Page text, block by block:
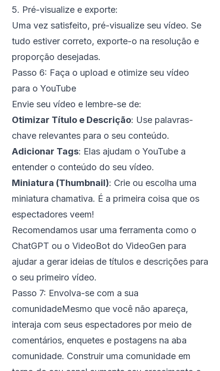
5. Pré-visualize e exporte:
Uma vez satisfeito, pré-visualize seu vídeo. Se
tudo estiver correto, exporte-o na resolução e
proporção desejadas.
Passo 6: Faça o upload e otimize seu vídeo
para o YouTube
Envie seu vídeo e lembre-se de:
Otimizar Título e Descrição: Use palavras-
chave relevantes para o seu conteúdo.
Adicionar Tags: Elas ajudam o YouTube a
entender o conteúdo do seu vídeo.
Miniatura (Thumbnail): Crie ou escolha uma
miniatura chamativa. É a primeira coisa que os
espectadores veem!
Recomendamos usar uma ferramenta como o
ChatGPT ou o VideoBot do VideoGen para
ajudar a gerar ideias de títulos e descrições para
o seu primeiro vídeo.
Passo 7: Envolva-se com a sua
comunidadeMesmo que você não apareça,
interaja com seus espectadores por meio de
comentários, enquetes e postagens na aba
comunidade. Construir uma comunidade em